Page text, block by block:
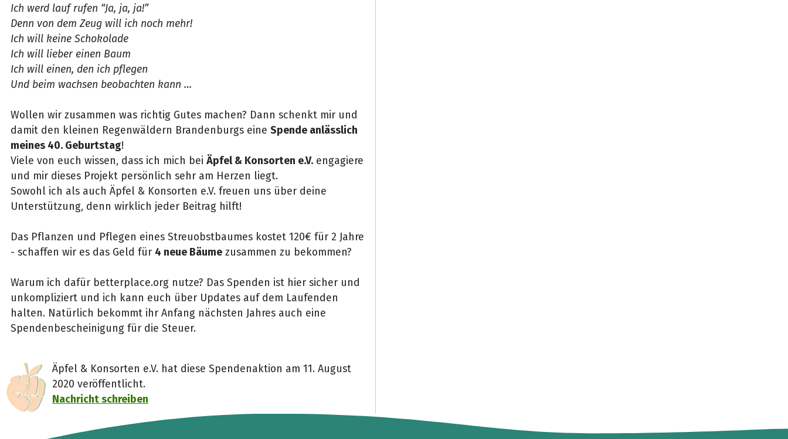
Ich werd lauf rufen “Ja, ja, ja!”
Denn von dem Zeug will ich noch mehr!
Ich will keine Schokolade
Ich will lieber einen Baum
Ich will einen, den ich pflegen
Und beim wachsen beobachten kann …
Wollen wir zusammen was richtig Gutes machen? Dann schenkt mir und
damit den kleinen Regenwäldern Brandenburgs eine Spende anlässlich
meines 40. Geburtstag!
Viele von euch wissen, dass ich mich bei Äpfel & Konsorten e.V.engagiere
und mir dieses Projekt persönlich sehr am Herzen liegt.
Sowohl ich als auch Äpfel & Konsorten e.V. freuen uns über deine
Unterstützung, denn wirklich jeder Beitrag hilft!
Das Pflanzen und Pflegen eines Streuobstbaumes kostet 120€ für 2 Jahre
- schaffen wir es das Geld für 4 neue Bäumezusammen zu bekommen?
Warum ich dafür betterplace.org nutze? Das Spenden ist hier sicher und
unkompliziert und ich kann euch über Updates auf dem Laufenden
halten. Natürlich bekommt ihr Anfang nächsten Jahres auch eine
Spendenbescheinigung für die Steuer.
Äpfel & Konsorten e.V. hat diese Spendenaktion am 11. August
2020 veröffentlicht.
Nachricht schreiben
Hilf mit noch mehr Spenden zu sammeln!